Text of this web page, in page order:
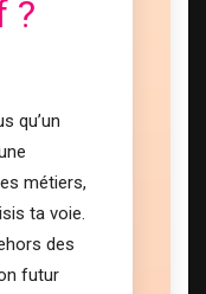
?
qu’un
métiers,
ta voie.
des
futur